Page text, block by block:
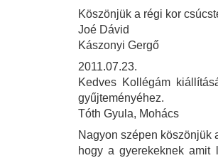
Köszönjük a régi kor
Joé Dávid
Kászonyi Gergő
2011.07.23.
Kedves Kollégám
gyűjteményéhez.
Tóth Gyula, Mohács
Nagyon szépen köszönjük
hogy a gyerekeknek amit